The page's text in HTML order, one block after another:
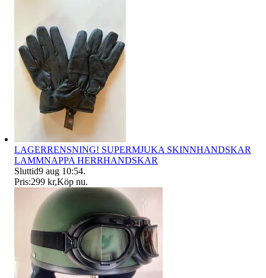
LAGERRENSNING! SUPERMJUKA SKINNHANDSKAR
LAMMNAPPA HERRHANDSKAR
Sluttid9 aug 10:54.
Pris:299 kr,Köp nu.